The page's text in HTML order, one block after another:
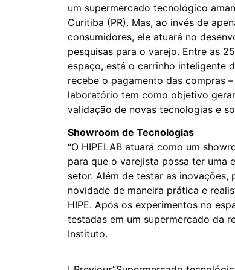
um supermercado tecnológico
Curitiba (PR). Mas, ao invés de
consumidores, ele atuará no
pesquisas para o varejo. Entre as
espaço, está o carrinho inteligente
recebe o pagamento das compras
laboratório tem como objetivo
validação de novas tecnologias e
Showroom de Tecnologias
“O HIPELAB atuará como um
para que o varejista possa ter uma
setor. Além de testar as inovações,
novidade de maneira prática e
HIPE. Após os experimentos no
testadas em um supermercado da
Instituto.